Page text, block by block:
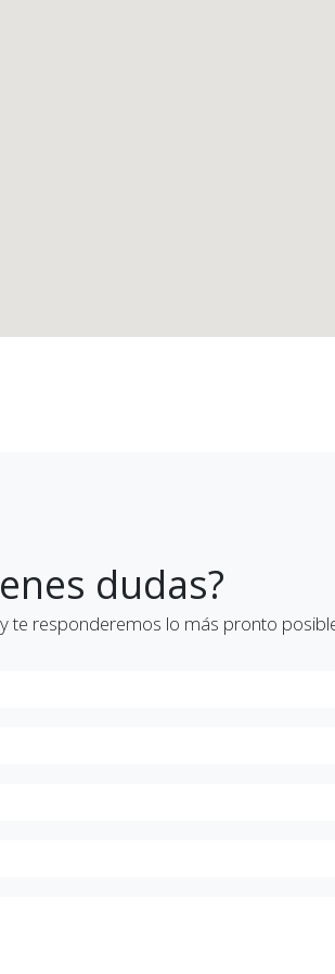
dudas?
te responderemos lo más pronto